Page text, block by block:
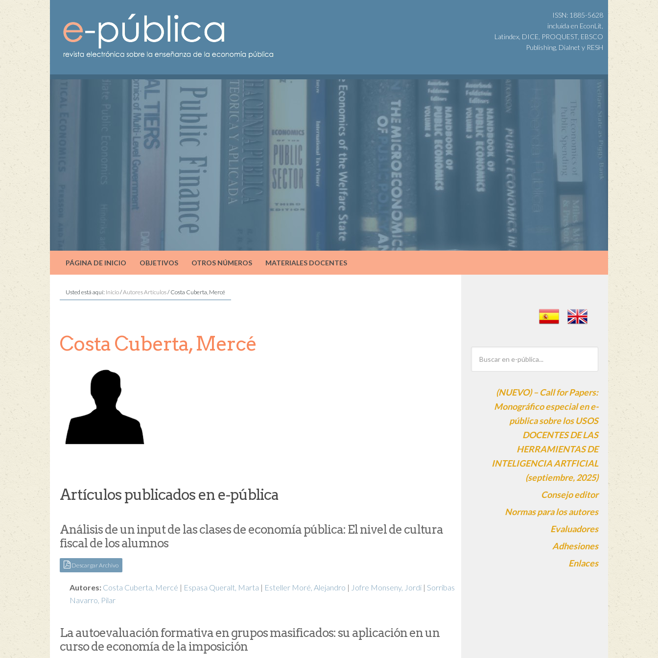
ISSN: 1885-5628
incluida en EconLit,
Latindex, DICE, PROQUEST, EBSCO
Publishing, Dialnet y RESH
PÁGINA DE INICIO OBJETIVOS OTROS NÚMEROS MATERIALES DOCENTES
Usted está aquí: Inicio/Autores Artículos/ Costa Cuberta, Mercé
Costa Cuberta, Mercé
Artículos publicados en e-pública
Análisis de un input de las clases de economía pública: El nivel de cultura
fiscal de los alumnos
Descargar Archivo
Autores: Costa Cuberta, Mercé | Espasa Queralt, Marta | Esteller Moré, Alejandro | Jofre Monseny, Jordi | Sorribas
Navarro, Pilar
La autoevaluación formativa en grupos masificados: su aplicación en un
curso de economía de la imposición
(NUEVO) – Call for Papers:
Monográfico especial en e-
pública sobre los USOS
DOCENTES DE LAS
HERRAMIENTAS DE
INTELIGENCIA ARTFICIAL
(septiembre, 2025)
Consejo editor
Normas para los autores
Evaluadores
Adhesiones
Enlaces